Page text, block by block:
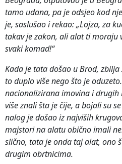
tamo udana, pa je odsjeo kod
je, saslušao i rekao: „Lojza, za
takav je zakon, ali alat ti moraju
svaki komad!“
Kada je tata došao u Brod,
to duplo više nego što je
nacionalizirana imovina i
više znali šta je čije, a bojali su
nalog je došao iz najviših
majstori na alatu obično imali
slično, tata je onda taj alat, ono
drugim obrtnicima.